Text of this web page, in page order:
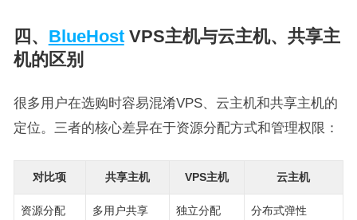
四、 BlueHostVPS主机与云主机、共享主
机的区别
很多用户在选购时容易混淆VPS、云主机和共享主机的
定位。三者的核心差异在于资源分配方式和管理权限：
对比项 共享主机 VPS主机 云主机
资源分配 多用户共享 独立分配 分布式弹性